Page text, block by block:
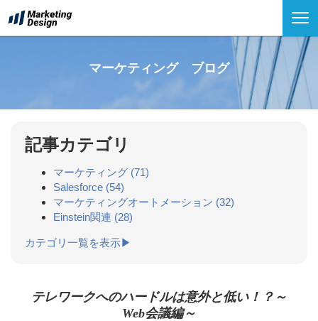
マーケティング ブログ
記事カテゴリ
マーケティング (71)
Salesforce (54)
マーケティングオートメーション (32)
Einstein関連 (28)
カテゴリ一覧を表示▶
テレワークへのハードルは意外と低い！？～
Web会議編～